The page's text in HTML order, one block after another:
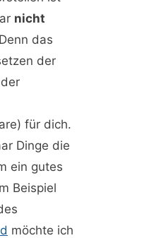
nicht
das
der
für dich.
Dinge die
ein gutes
Beispiel
möchte ich